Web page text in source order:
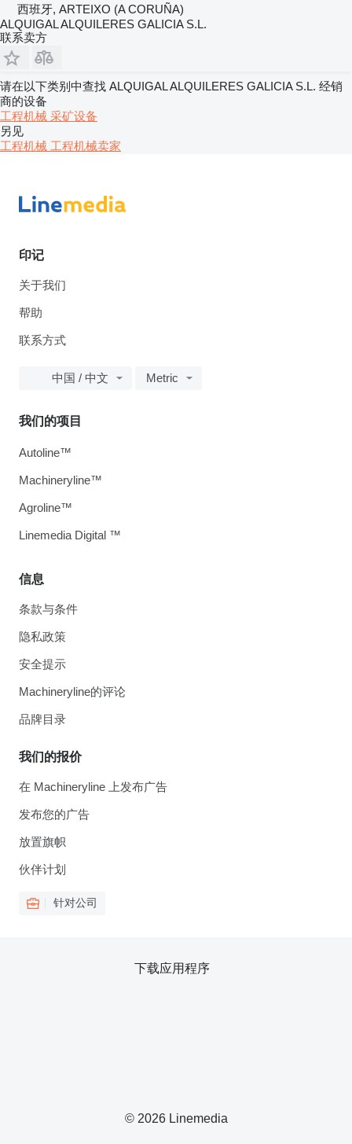
西班牙, ARTEIXO (A CORUÑA)
ALQUIGAL ALQUILERES GALICIA S.L.
联系卖方
请在以下类别中查找 ALQUIGAL ALQUILERES GALICIA S.L. 经销
商的设备
工程机械 采矿设备
另见
工程机械 工程机械卖家
印记
关于我们
帮助
联系方式
中国 / 中文 Metric
信息
条款与条件
隐私政策
安全提示
Machineryline的评论
品牌目录
我们的报价
在 Machineryline 上发布广告
发布您的广告
放置旗帜
伙伴计划
针对公司
我们的项目
Autoline™
Machineryline™
Agroline™
Linemedia Digital ™
© 2026 Linemedia
下载应用程序